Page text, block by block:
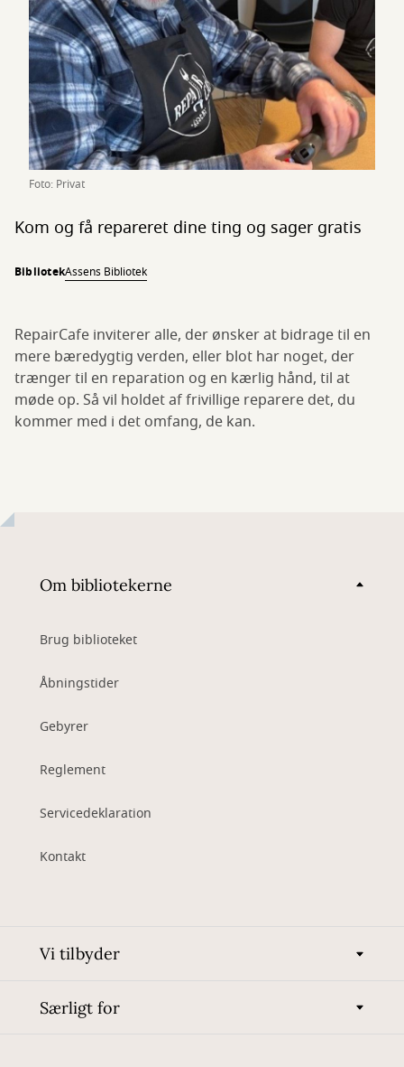
Foto: Privat
Kom og få repareret dine ting og sager gratis
BibliotekAssens Bibliotek
RepairCafe inviterer alle, der ønsker at bidrage til en
mere bæredygtig verden, eller blot har noget, der
trænger til en reparation og en kærlig hånd, til at
møde op. Så vil holdet af frivillige reparere det, du
kommer med i det omfang, de kan.
Om bibliotekerne
Brug biblioteket
Åbningstider
Gebyrer
Reglement
Servicedeklaration
Kontakt
Vi tilbyder
Særligt for